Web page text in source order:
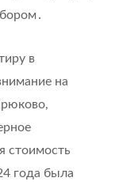
в
на
стоимость
года была